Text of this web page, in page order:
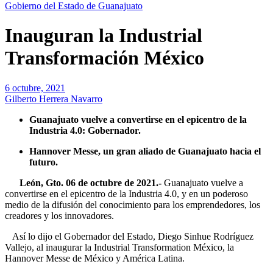
Gobierno del Estado de Guanajuato
Inauguran la Industrial
Transformación México
6 octubre, 2021
Gilberto Herrera Navarro
Guanajuato vuelve a convertirse en el epicentro de la
Industria 4.0: Gobernador.
Hannover Messe, un gran aliado de Guanajuato hacia el
futuro.
León, Gto. 06 de octubre de 2021.- Guanajuato vuelve a
convertirse en el epicentro de la Industria 4.0, y en un poderoso
medio de la difusión del conocimiento para los emprendedores, los
creadores y los innovadores.
Así lo dijo el Gobernador del Estado, Diego Sinhue Rodríguez
Vallejo, al inaugurar la Industrial Transformation México, la
Hannover Messe de México y América Latina.